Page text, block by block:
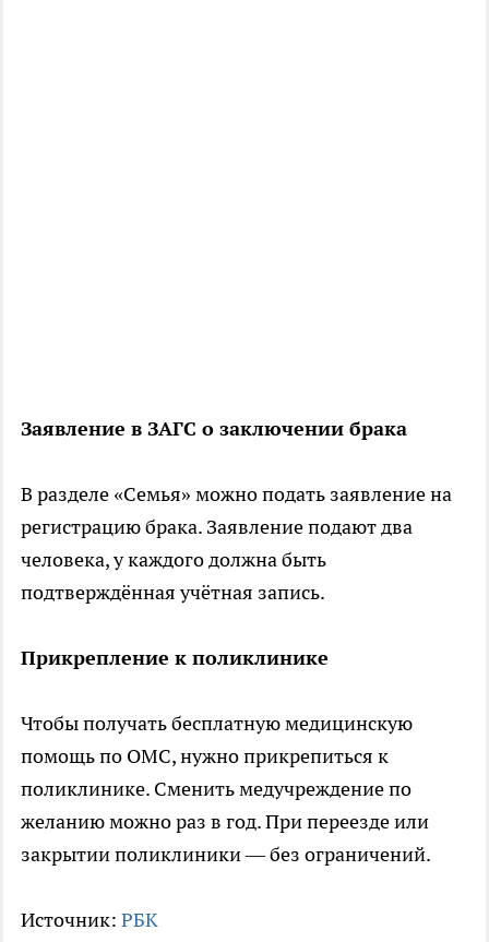
Заявление в ЗАГС о заключении брака
В разделе «Семья» можно подать заявление на
регистрацию брака. Заявление подают два
человека, у каждого должна быть
подтверждённая учётная запись.
Прикрепление к поликлинике
Чтобы получать бесплатную медицинскую
помощь по ОМС, нужно прикрепиться к
поликлинике. Сменить медучреждение по
желанию можно раз в год. При переезде или
закрытии поликлиники — без ограничений.
Источник: РБК